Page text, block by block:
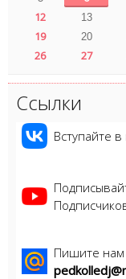
12 13
19 20
26 27
Ссылки
Вступайте
Пишите нам